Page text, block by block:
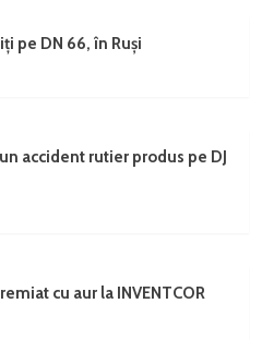
pe DN 66, în Ruși
accident rutier produs pe DJ
cu aur la INVENTCOR